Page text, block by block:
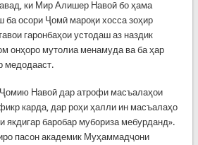
ки Мир Алишер Навоӣ бо ҳама
осори Ҷомӣ мароқи хосса зоҳир
гаронбаҳои устодаш аз наздик
онҳоро мутолиа менамуда ва ба ҳар
медодааст.
Навоӣ дар атрофи масъалаҳои
карда, дар роҳи ҳалли ин масъалаҳо
якдигар баробар мубориза мебурданд».
пасон академик Муҳаммадҷони